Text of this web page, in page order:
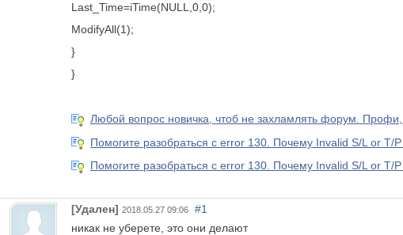
Last_Time=iTime(NULL,0,0);
ModifyAll(1);
}
}
Любой вопрос новичка, чтоб не захламлять форум.
Помогите разобраться с error 130. Почему Invalid S/L or T/
Помогите разобраться с error 130. Почему Invalid S/L or T/
[Удален] 2018.05.27 09:06
#1
никак не уберете, это они делают